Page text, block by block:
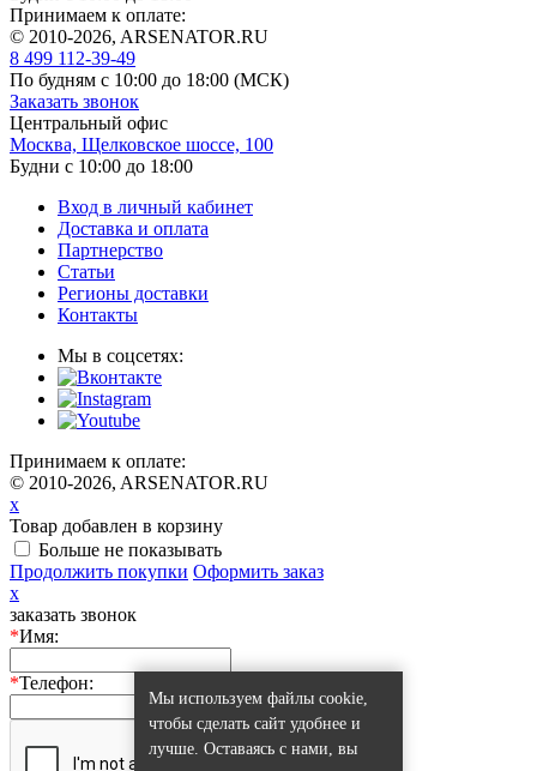
Мы используем файлы cookie,
чтобы сделать сайт удобнее и
лучше. Оставаясь с нами, вы
Принимаем к оплате:
© 2010-2026, ARSENATOR.RU
8 499 112-39-49
По будням с 10:00 до 18:00 (МСК)
Заказать звонок
Центральный офис
Москва, Щелковское шоссе, 100
Будни с 10:00 до 18:00
Вход в личный кабинет
Доставка и оплата
Партнерство
Статьи
Регионы доставки
Контакты
Мы в соцсетях:
Принимаем к оплате:
© 2010-2026, ARSENATOR.RU
x
Товар добавлен в корзину
Больше не показывать
Продолжить покупки Оформить заказ
x
заказать звонок
*Имя:
*Телефон: